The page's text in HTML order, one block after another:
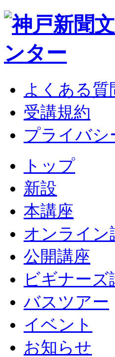
よくある質
受講規約
プライバシ
トップ
新設
本講座
オンライン
公開講座
ビギナーズ
バスツアー
イベント
お知らせ